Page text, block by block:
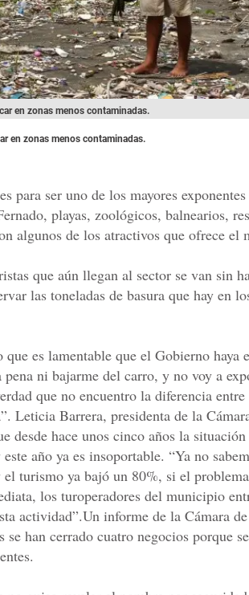
en zonas menos contaminadas.
en zonas menos contaminadas.
para ser uno de los mayores
playas, zoológicos, balnearios,
algunos de los atractivos que ofrece el
que aún llegan al sector se van sin
las toneladas de basura que hay en
es lamentable que el Gobierno haya
ni bajarme del carro, y no voy a
que no encuentro la diferencia entre
Leticia Barrera, presidenta de la
desde hace unos cinco años la
año ya es insoportable. “Ya no
turismo ya bajó un 80%, si el
los turoperadores del municipio
actividad”.Un informe de la Cámara
se han cerrado cuatro negocios porque